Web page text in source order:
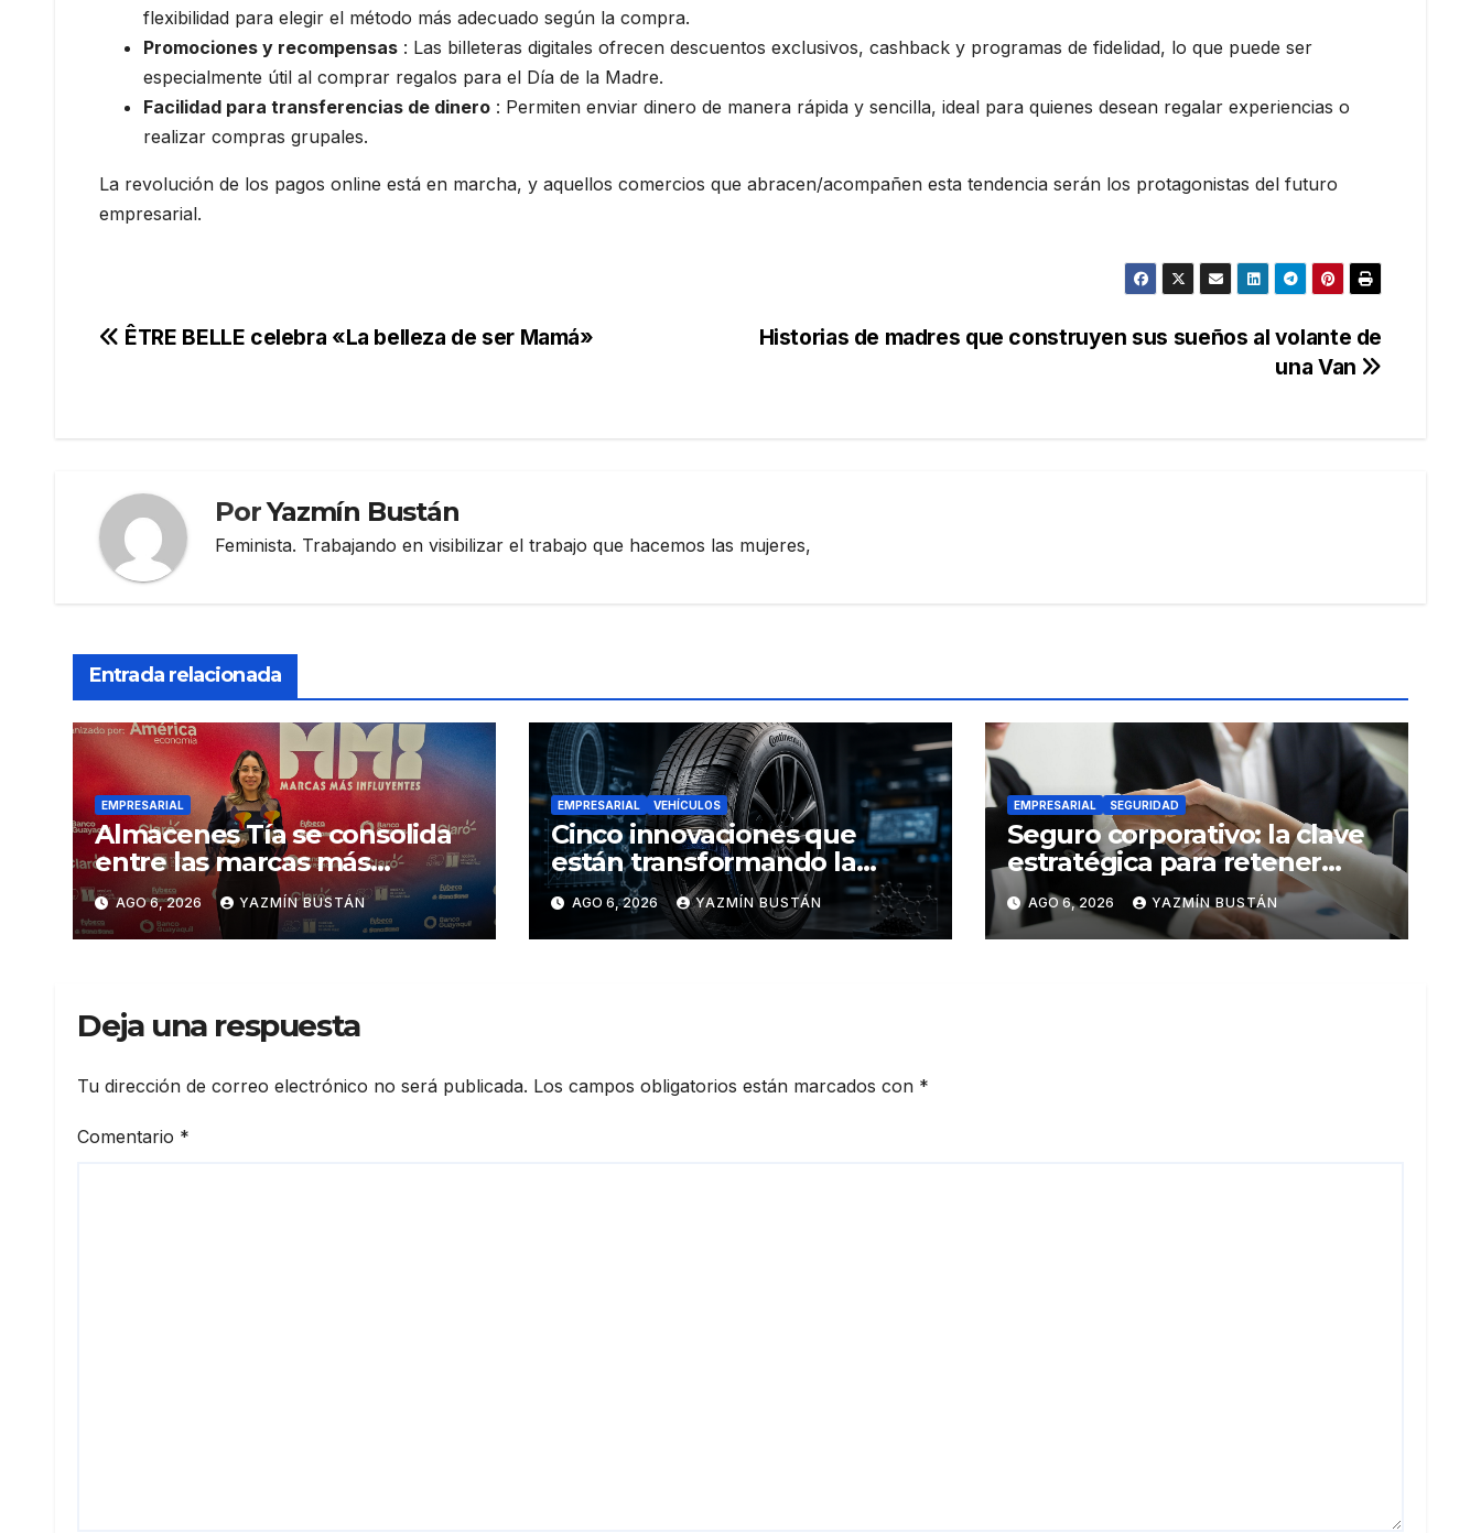
flexibilidad para elegir el método más adecuado según la compra.
Promociones y recompensas : Las billeteras digitales ofrecen descuentos exclusivos, cashback y programas de fidelidad, lo que puede ser
especialmente útil al comprar regalos para el Día de la Madre.
Facilidad para transferencias de dinero : Permiten enviar dinero de manera rápida y sencilla, ideal para quienes desean regalar experiencias o
realizar compras grupales.
La revolución de los pagos online está en marcha, y aquellos comercios que abracen/acompañen esta tendencia serán los protagonistas del futuro
empresarial.
Navegación
Historias de madres que construyen sus sueños al volante de
una Van
ÊTRE BELLE celebra «La belleza de ser Mamá»
PorYazmín Bustán
Feminista. Trabajando en visibilizar el trabajo que hacemos las mujeres,
Entrada relacionada
EMPRESARIAL
Almacenes Tía se consolida
entre las marcas más
influyentes del Ecuador
AGO 6, 2026 YAZMÍN BUSTÁN
EMPRESARIAL VEHÍCULOS
Cinco innovaciones que
están transformando la
industria de los neumáticos y
redefinen el futuro de la
movilidad
AGO 6, 2026 YAZMÍN BUSTÁN
EMPRESARIAL SEGURIDAD
Seguro corporativo: la clave
estratégica para retener
talento en Ecuador
AGO 6, 2026 YAZMÍN BUSTÁN
Deja una respuesta
Tu dirección de correo electrónico no será publicada. Los campos obligatorios están marcados con *
Comentario *